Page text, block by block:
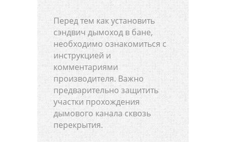
Перед тем как установить
сэндвич дымоход в бане,
необходимо ознакомиться с
инструкцией и
комментариями
производителя. Важно
предварительно защитить
участки прохождения
дымового канала сквозь
перекрытия.